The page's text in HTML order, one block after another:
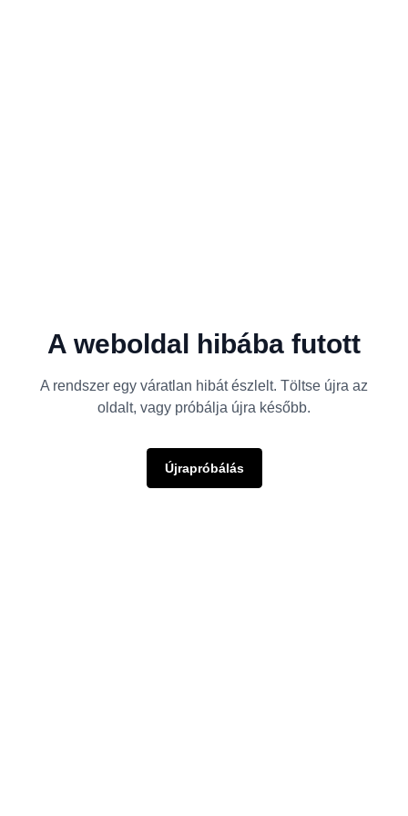
A weboldal hibába futott
A rendszer egy váratlan hibát észlelt. Töltse újra az
oldalt, vagy próbálja újra később.
Újrapróbálás